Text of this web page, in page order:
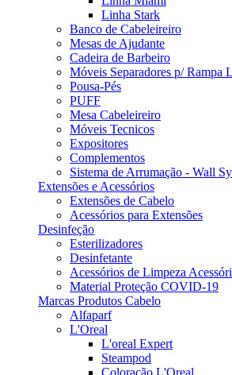
Linha Stark
Banco de Cabeleireiro
Mesas de Ajudante
Cadeira de Barbeiro
Móveis Separadores p/ Rampa
Pousa-Pés
PUFF
Mesa Cabeleireiro
Móveis Tecnicos
Expositores
Complementos
Sistema de Arrumação - Wall
Extensões e Acessórios
Extensões de Cabelo
Acessórios para Extensões
Desinfeção
Esterilizadores
Desinfetante
Acessórios de Limpeza
Material Proteção COVID-19
Marcas Produtos Cabelo
Alfaparf
L'Oreal
L'oreal Expert
Steampod
Coloração L'Oreal